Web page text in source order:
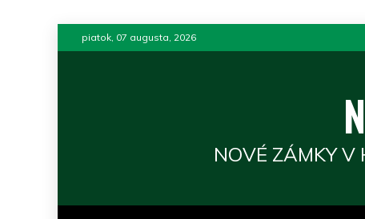
to
piatok, 07 augusta, 2026
NOVÉ ZÁMKY V